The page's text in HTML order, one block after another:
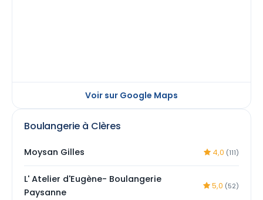
Voir sur Google Maps
Boulangerie à Clères
Moysan Gilles 4,0 (111)
L' Atelier d'Eugène- Boulangerie
Paysanne
5,0 (52)